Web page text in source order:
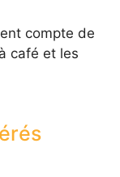
compte de
café et les